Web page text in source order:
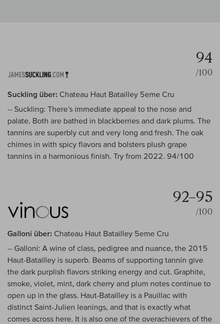
94
/100
Suckling über: Chateau Haut Batailley 5eme Cru
-- Suckling: There’s immediate appeal to the nose and
palate. Both are bathed in blackberries and dark plums. The
tannins are superbly cut and very long and fresh. The oak
chimes in with spicy flavors and bolsters plush grape
tannins in a harmonious finish. Try from 2022. 94/100
92–95
/100
Galloni über: Chateau Haut Batailley 5eme Cru
-- Galloni: A wine of class, pedigree and nuance, the 2015
Haut-Batailley is superb. Beams of supporting tannin give
the dark purplish flavors striking energy and cut. Graphite,
smoke, violet, mint, dark cherry and plum notes continue to
open up in the glass. Haut-Batailley is a Pauillac with
distinct Saint-Julien leanings, and that is exactly what
comes across here. It is also one of the overachievers of the